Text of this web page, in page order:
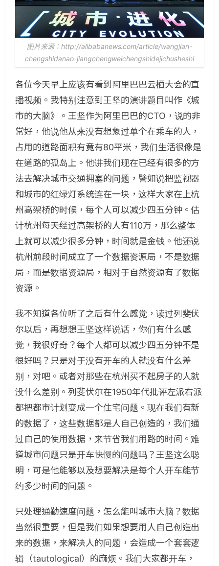
图片来源：http://alibabanews.com/article/wangjian-
chengshidanao-jiangchengweichengshidejichusheshi
各位今天早上应该有看到阿里巴巴云栖大会的直
播视频。我特别注意到王坚的演讲题目叫作《城
市的大脑》。王坚作为阿里巴巴的CTO，说的非
常好，他说他从来没有想象过单个在乘车的人，
占用的道路面积有竟有80平米，我们生活很像是
在道路的孤岛上。他讲我们现在已经有很多的方
法去解决城市交通拥塞的问题，譬如说把监视器
和城市的红绿灯系统连在一块，这样大家在上杭
州高架桥的时候，每个人可以减少四五分钟。估
计杭州每天经过高架桥的人有110万，那么整体
上就可以减少很多分钟，时间就是金钱。他还说
杭州前段时间成立了一个数据资源局，不是数据
局，而是数据资源局，相对于自然资源有了数据
资源。
我不知道各位听了之后有什么感觉，读过列斐伏
尔以后，再想想王坚这样说话，你们有什么感
觉，我很好奇？每个人都可以减少四五分钟不是
很好吗？只是对于没有开车的人就没有什么差
别，对吧。或者对那些在杭州买不起房子的人就
没什么差别。列斐伏尔在1950年代批评左派右派
都把都市计划变成一个住宅问题。现在我们有新
的数据了，这些数据都是人自己创造的，我们通
过自己的使用数据，来节省我们用路的时间。难
道城市问题只是开车快慢的问题吗？王坚这么聪
明，可是他能够以及想要解决是每个人开车能节
约多少时间的问题。
只处理通勤速度问题，怎么能叫城市大脑？数据
当然很重要，但是我们如果想要用人自己创造出
来的数据，来解决人的问题，会造成一个套套逻
辑（tautological）的麻烦。我们大家都开车，